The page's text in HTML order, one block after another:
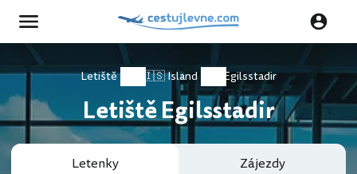
Letiště 🇮🇸 Island Egilsstadir
Letiště Egilsstadir
Letenky Zájezdy